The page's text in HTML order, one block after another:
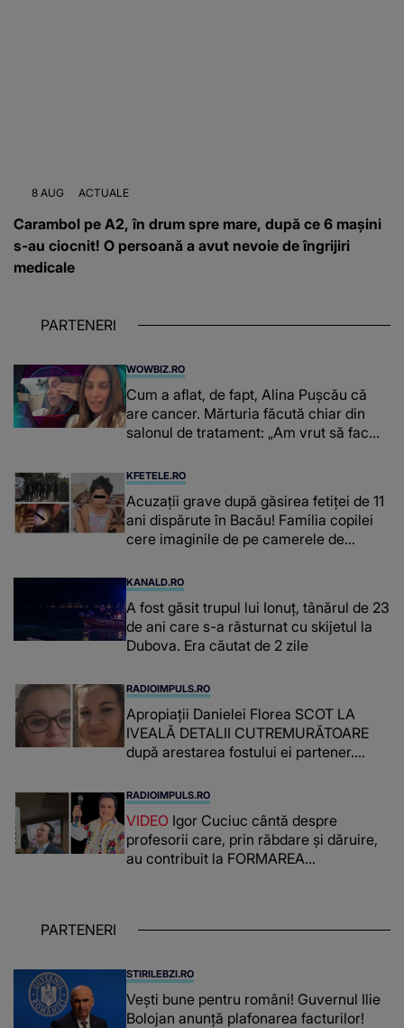
8 AUG ACTUALE
Carambol pe A2, în drum spre mare, după ce 6 mașini
s-au ciocnit! O persoană a avut nevoie de îngrijiri
medicale
PARTENERI
WOWBIZ.RO
Cum a aflat, de fapt, Alina Pușcău că
are cancer. Mărturia făcută chiar din
salonul de tratament: „Am vrut să fac
înțepe sânul”
KFETELE.RO
Acuzații grave după găsirea fetiței de 11
ani dispărute în Bacău! Familia copilei
cere imaginile de pe camerele de
mea...”
KANALD.RO
A fost găsit trupul lui Ionuț, tânărul de 23
de ani care s-a răsturnat cu skijetul la
Dubova. Era căutat de 2 zile
RADIOIMPULS.RO
Apropiații Danielei Florea SCOT LA
IVEALĂ DETALII CUTREMURĂTOARE
după arestarea fostului ei partener.
românca ucisă în Italia și ascunsă în
lada unui pat: " Îmi pare rău că nu am
reușit să fac mai mult pentru ea și..."
RADIOIMPULS.RO
VIDEO Igor Cuciuc cântă despre
profesorii care, prin răbdare și dăruire,
au contribuit la FORMAREA
chiar și după trecerea anilor: "De
PARTENERI
STIRILEBZI.RO
Vești bune pentru români! Guvernul Ilie
Bolojan anunță plafonarea facturilor!